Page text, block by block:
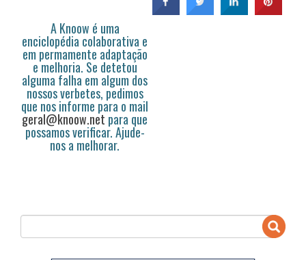
A Knoow é uma
enciclopédia colaborativa e
em permamente adaptação
e melhoria. Se detetou
alguma falha em algum dos
nossos verbetes, pedimos
que nos informe para o mail
geral@knoow.net para que
possamos verificar. Ajude-
nos a melhorar.